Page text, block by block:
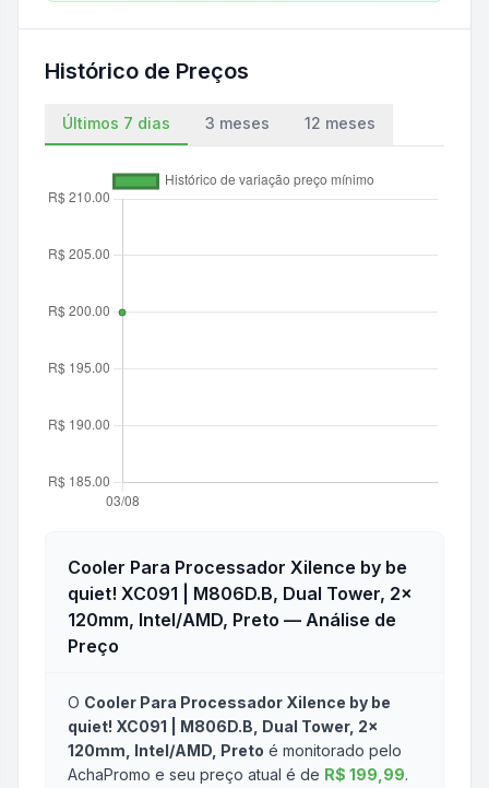
Histórico de Preços
Últimos 7 dias 3 meses 12 meses
Cooler Para Processador Xilence by be
quiet! XC091 | M806D.B, Dual Tower, 2x
120mm, Intel/AMD, Preto — Análise de
Preço
O Cooler Para Processador Xilence by be
quiet! XC091 | M806D.B, Dual Tower, 2x
120mm, Intel/AMD, Preto é monitorado pelo
AchaPromo e seu preço atual é de R$ 199,99.